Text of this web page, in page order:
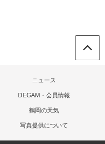
ニュース
DEGAM・会員情報
鶴岡の天気
写真提供について